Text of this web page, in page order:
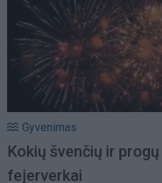
Gyvenimas
Kokių švenčių ir
fejerverkai